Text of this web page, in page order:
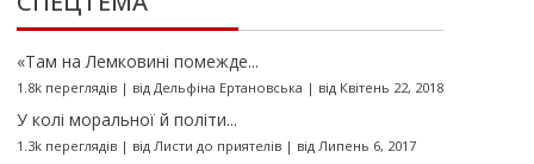
«Там на Лемковині помежде...
1.8k переглядів| від Дельфіна Ертановська | від Квітень 22, 2018
У колі моральної й політи...
1.3k переглядів| від Листи до приятелів| від Липень 6, 2017